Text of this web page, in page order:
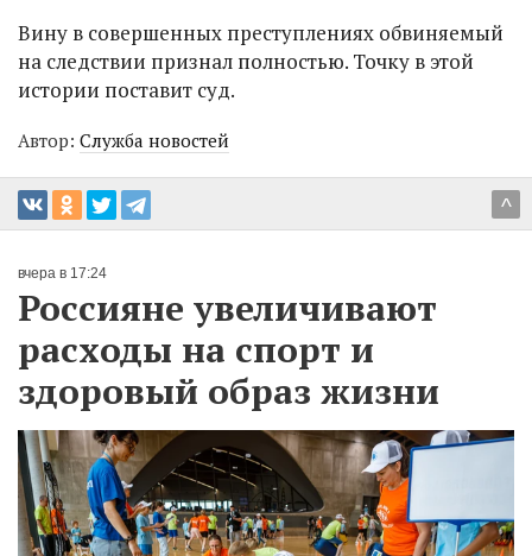
Вину в совершенных преступлениях обвиняемый
на следствии признал полностью. Точку в этой
истории поставит суд.
Автор: Служба новостей
^
вчера в 17:24
Россияне увеличивают
расходы на спорт и
здоровый образ жизни